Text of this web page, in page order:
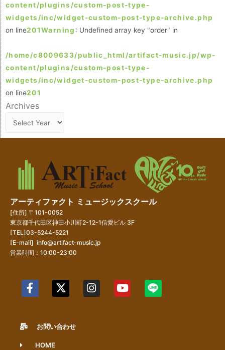
content/plugins/custom-post-type-
widgets/inc/widget-custom-post-type-archive.php
on line201Warning : Undefined array key "order" in
/home/c8009633/public_html/artifact-music.jp/wp-
content/plugins/custom-post-type-
widgets/inc/widget-custom-post-type-archive.php
on line201
Archives
アーティファクト ミュージックスクール
[住所] 〒101-0052
東京都千代田区神田小川町2-12-1信愛ビル 3F
[TEL]03-5244-5221
[E-mail] info@artifact-music.jp
営業時間：10:00-23:00
お問い合わせ
HOME